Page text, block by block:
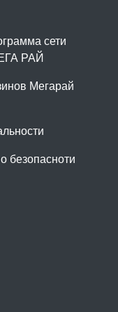
сети
РАЙ
Мегарай
безопасноти